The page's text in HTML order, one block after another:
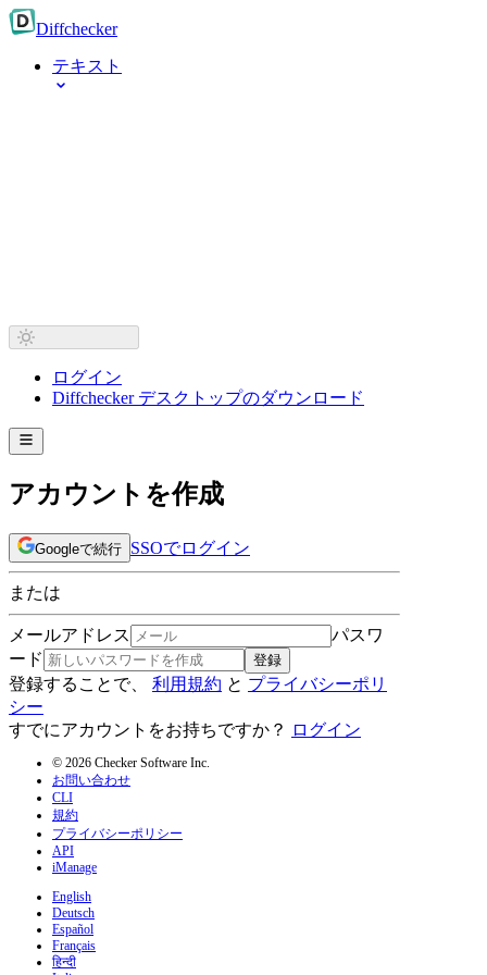
Diffchecker
テキスト
ログイン
Diffchecker デスクトップのダウンロード
アカウントを作成
Googleで続行 SSOでログイン
または
メールアドレス
パスワ
ード
登録
登録することで、 利用規約 と プライバシーポリ
シー
すでにアカウントをお持ちですか？
ログイン
© 2026 Checker Software Inc.
お問い合わせ
CLI
規約
プライバシーポリシー
API
iManage
English
Deutsch
Español
Français
हिन्दी